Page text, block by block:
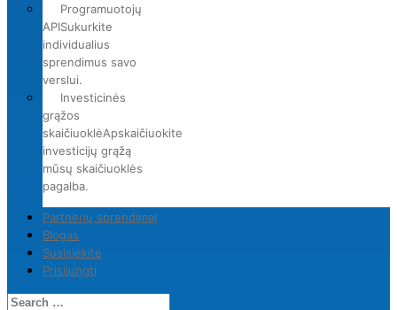
Programuotojų
APISukurkite
individualius
sprendimus savo
verslui.
Investicinės
grąžos
skaičiuoklėApskaičiuokite
investicijų grąžą
mūsų skaičiuoklės
pagalba.
Partnerių sprendimai
Blogas
Susisiekite
Prisijungti